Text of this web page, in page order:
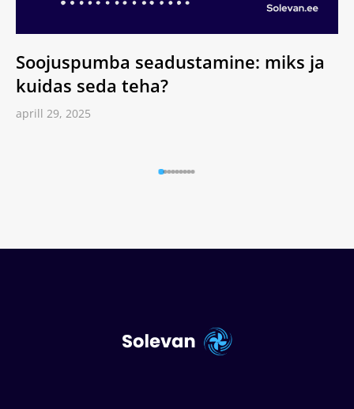
Soojuspumba seadustamine: miks ja
kuidas seda teha?
aprill 29, 2025